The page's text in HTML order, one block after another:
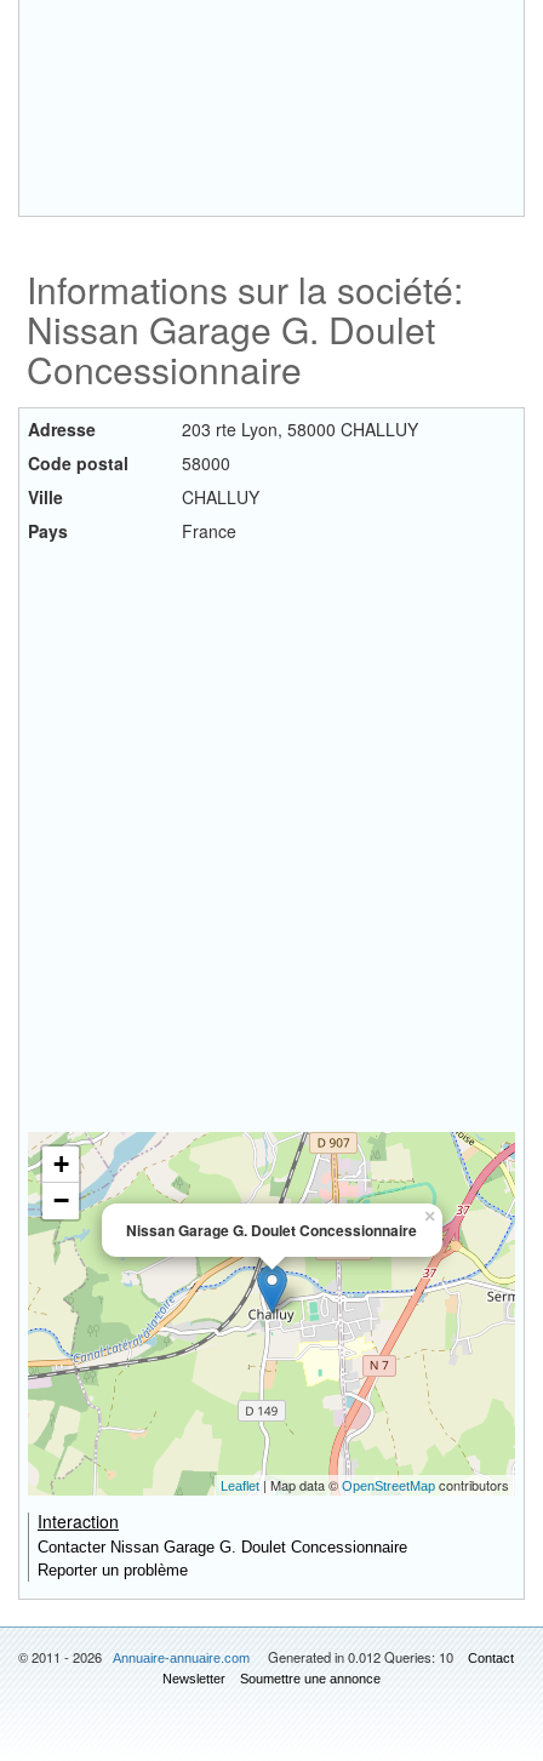
Informations sur la société:
Nissan Garage G. Doulet
Concessionnaire
Adresse
203 rte Lyon, 58000 CHALLUY
Code postal
58000
Ville
CHALLUY
Pays
France
Nissan Garage G. Doulet Concessionnaire
×
+
−
Leaflet| Map data ©OpenStreetMap contributors
Interaction
Contacter Nissan Garage G. Doulet Concessionnaire
Reporter un problème
© 2011 - 2026 Annuaire-annuaire.com Generated in 0.012 Queries: 10
Contact
Newsletter
Soumettre une annonce